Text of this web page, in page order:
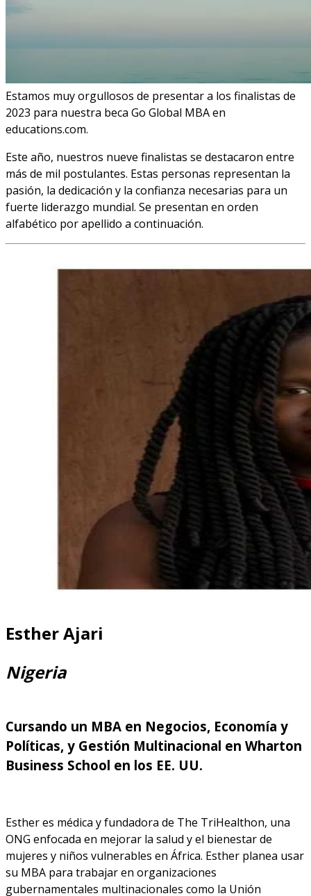
Estamos muy orgullosos de presentar a los finalistas de
2023 para nuestra beca Go Global MBA en
educations.com.
Este año, nuestros nueve finalistas se destacaron entre
más de mil postulantes. Estas personas representan la
pasión, la dedicación y la confianza necesarias para un
fuerte liderazgo mundial. Se presentan en orden
alfabético por apellido a continuación.
Esther Ajari
Nigeria
Cursando un MBA en Negocios, Economía y
Políticas, y Gestión Multinacional en Wharton
Business School en los EE. UU.
Esther es médica y fundadora de The TriHealthon, una
ONG enfocada en mejorar la salud y el bienestar de
mujeres y niños vulnerables en África. Esther planea usar
su MBA para trabajar en organizaciones
gubernamentales multinacionales como la Unión